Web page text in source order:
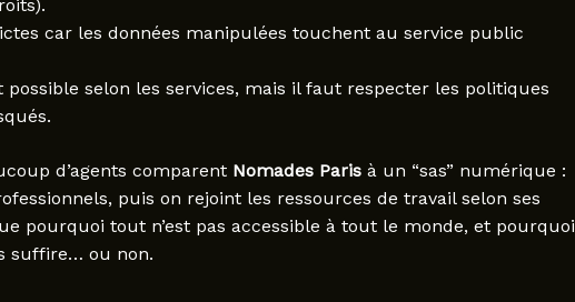
car les données manipulées touchent au service public
possible selon les services, mais il faut respecter les politiques
d’agents comparent Nomades Parisà un “sas” numérique :
puis on rejoint les ressources de travail selon ses
pourquoi tout n’est pas accessible à tout le monde, et pourquoi
suffire… ou non.